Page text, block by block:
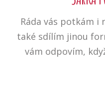
Ráda vás potkám i
také sdílím jinou
vám odpovím,